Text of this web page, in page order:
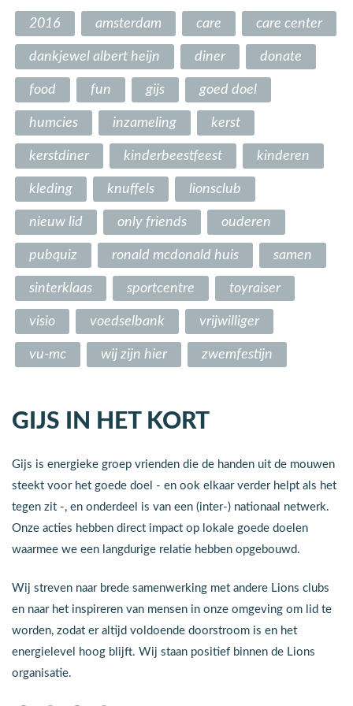
2016 amsterdam care care center
dankjewel albert heijn diner donate
food fun gijs goed doel
humcies inzameling kerst
kerstdiner kinderbeestfeest kinderen
kleding knuffels lionsclub
nieuw lid only friends ouderen
pubquiz ronald mcdonald huis samen
sinterklaas sportcentre toyraiser
visio voedselbank vrijwilliger
vu-mc wij zijn hier zwemfestijn
GIJS IN HET KORT
Gijs is energieke groep vrienden die de handen uit de mouwen
steekt voor het goede doel - en ook elkaar verder helpt als het
tegen zit -, en onderdeel is van een (inter-) nationaal netwerk.
Onze acties hebben direct impact op lokale goede doelen
waarmee we een langdurige relatie hebben opgebouwd.
Wij streven naar brede samenwerking met andere Lions clubs
en naar het inspireren van mensen in onze omgeving om lid te
worden, zodat er altijd voldoende doorstroom is en het
energielevel hoog blijft. Wij staan positief binnen de Lions
organisatie.